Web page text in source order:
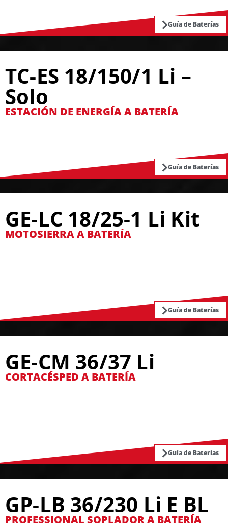
Guía de Baterías
TC-ES 18/150/1 Li –
Solo
ESTACIÓN DE ENERGÍA A BATERÍA
Guía de Baterías
GE-LC 18/25-1 Li Kit
MOTOSIERRA A BATERÍA
Guía de Baterías
GE-CM 36/37 Li
CORTACÉSPED A BATERÍA
Guía de Baterías
GP-LB 36/230 Li E BL
PROFESSIONAL SOPLADOR A BATERÍA